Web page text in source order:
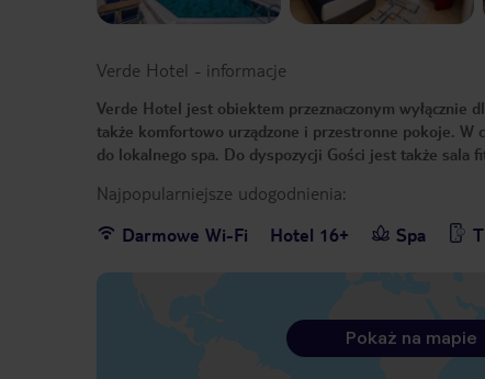
Verde Hotel - informacje
Verde Hotel jest obiektem przeznaczonym wyłącznie
także komfortowo urządzone i przestronne pokoje. W
do lokalnego spa. Do dyspozycji Gości jest także
Najpopularniejsze udogodnienia:
Darmowe Wi-Fi
Hotel 16+ Spa
Pokaż na mapie